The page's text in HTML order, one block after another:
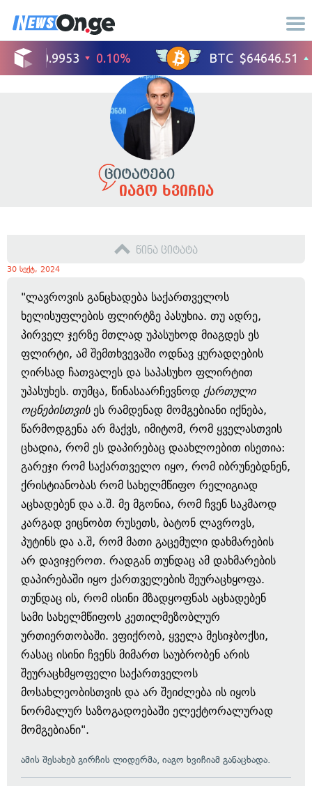
იაგო ხვიჩია
წინა ციტატა
30 სექტ, 2024
"ლავროვის განცხადება საქართველოს
ხელისუფლების ფლირტზე პასუხია. თუ ადრე,
პირველ ჯერზე მთლად უპასუხოდ მიაგდეს ეს
ფლირტი, ამ შემთხვევაში ოდნავ ყურადღების
ღირსად ჩათვალეს და საპასუხო ფლირტით
უპასუხეს. თუმცა, წინასაარჩევნოდ ქართული
ოცნებისთვისეს რამდენად მომგებიანი იქნება,
წარმოდგენა არ მაქვს, იმიტომ, რომ ყველასთვის
ცხადია, რომ ეს დაპირებაც დაახლოებით ისეთია:
გარეჯი რომ საქართველო იყო, რომ იბრუნებდნენ,
ქრისტიანობას რომ სახელმწიფო რელიგიად
აცხადებენ და ა.შ. მე მგონია, რომ ჩვენ საკმაოდ
კარგად ვიცნობთ რუსეთს, ბატონ ლავროვს,
პუტინს და ა.შ, რომ მათი გაცემული დახმარების
არ დავიჯეროთ. რადგან თუნდაც ამ დახმარების
დაპირებაში იყო ქართველების შეურაცხყოფა.
თუნდაც ის, რომ ისინი მზადყოფნას აცხადებენ
სამი სახელმწიფოს კეთილმეზობლურ
ურთიერთობაში. ვფიქრობ, ყველა მესიჯბოქსი,
რასაც ისინი ჩვენს მიმართ საუბრობენ არის
შეურაცხმყოფელი საქართველოს
მოსახლეობისთვის და არ შეიძლება ის იყოს
ნორმალურ საზოგადოებაში ელექტორალურად
მომგებიანი".
ამის შესახებ გირჩის ლიდერმა, იაგო ხვიჩიამ განაცხადა.